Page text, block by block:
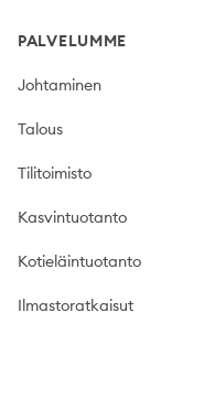
PALVELUMME
Johtaminen
Talous
Tilitoimisto
Kasvintuotanto
Kotieläintuotanto
Ilmastoratkaisut